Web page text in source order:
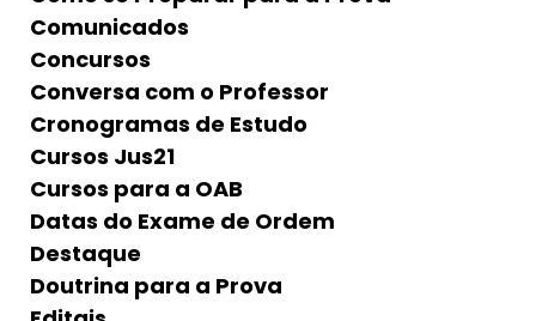
Comunicados
Concursos
Conversa com o Professor
Cronogramas de Estudo
Cursos Jus21
Cursos para a OAB
Datas do Exame de Ordem
Destaque
Doutrina para a Prova